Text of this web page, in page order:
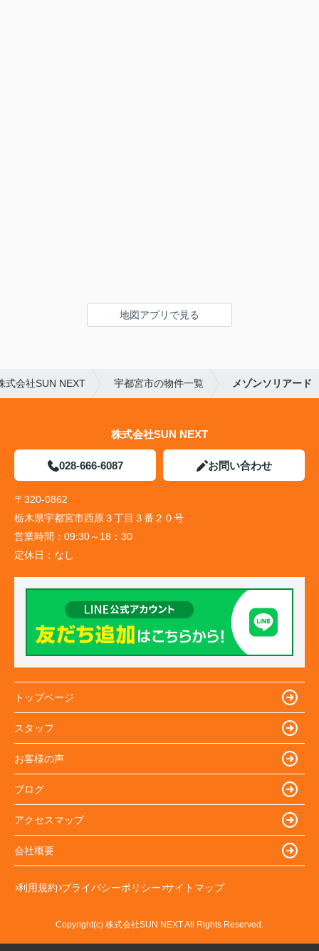
地図アプリで見る
式会社SUN NEXT 宇都宮市の物件一覧 メゾンソリアード
株式会社SUN NEXT
028-666-6087 お問い合わせ
〒320-0862
栃木県宇都宮市西原３丁目３番２０号
営業時間： 09:30～18：30
定休日： なし
トップページ
スタッフ
お客様の声
ブログ
アクセスマップ
会社概要
利用規約 プライバシーポリシー サイトマップ
Copyright(c) 株式会社SUN NEXT All Rights Reserved.